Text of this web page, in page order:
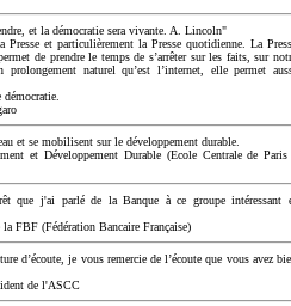
et la démocratie sera vivante. A. Lincoln"
et particulièrement la Presse quotidienne. La
de prendre le temps de s’arrêter sur les faits, sur
naturel qu’est l’internet, elle permet
et se mobilisent sur le développement durable.
et Développement Durable (Ecole Centrale de
que j'ai parlé de la Banque à ce groupe intéressant
FBF (Fédération Bancaire Française)
d’écoute, je vous remercie de l’écoute que vous avez
de l'ASCC